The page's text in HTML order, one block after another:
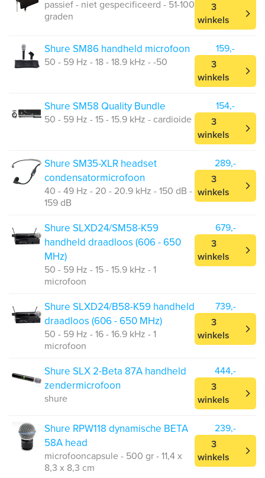
passief - niet gespecificeerd - 51-100
graden
3
winkels
Shure SM86 handheld microfoon
50 - 59 Hz - 18 - 18.9 kHz - -50
159,-
3
winkels
Shure SM58 Quality Bundle
50 - 59 Hz - 15 - 15.9 kHz - cardioide
154,-
3
winkels
Shure SM35-XLR headset
condensatormicrofoon
40 - 49 Hz - 20 - 20.9 kHz - 150 dB -
159 dB
289,-
3
winkels
Shure SLXD24/SM58-K59
handheld draadloos (606 - 650
MHz)
50 - 59 Hz - 15 - 15.9 kHz - 1
microfoon
679,-
3
winkels
Shure SLXD24/B58-K59 handheld
draadloos (606 - 650 MHz)
50 - 59 Hz - 16 - 16.9 kHz - 1
microfoon
739,-
3
winkels
Shure SLX 2-Beta 87A handheld
zendermicrofoon
shure
444,-
3
winkels
Shure RPW118 dynamische BETA
58A head
microfooncapsule - 500 gr - 11,4 x
8,3 x 8,3 cm
239,-
3
winkels